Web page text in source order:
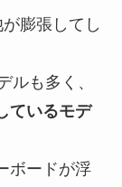
膨張してし
ルも多く、
ているモデ
ボードが浮